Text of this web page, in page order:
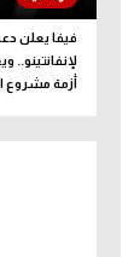
فيفا يعلن
لإنفانتينو..
أزمة مشروع